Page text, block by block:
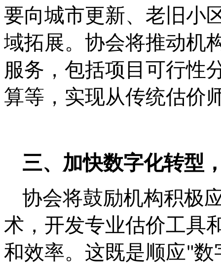
要向城市更新、老旧小
域拓展。协会将推动机
服务，包括项目可行性
算等，实现从传统估价
三、加快数字化转型
协会将鼓励机构积极
术，开发专业估价工具
和效率。这既是顺应"数